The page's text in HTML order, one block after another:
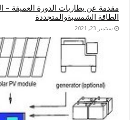
مقدمة عن بطاريات الدورة العميقة
الطاقة الشمسيةوالمتجددة
سبتمبر 23, 2021